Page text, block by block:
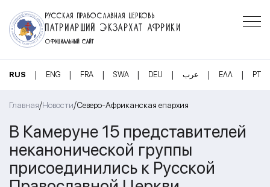
РУССКАЯ ПРАВОСЛАВНАЯ ЦЕРКОВЬ
ПАТРИАРШИЙ ЭКЗАРХАТ АФРИКИ
ОФИЦИАЛЬНЫЙ САЙТ
RUS | ENG | FRA | SWA | DEU | عرب | ΕΛΛ | PT
Главная/Новости/Северо-Африканская епархия
В Камеруне 15 представителей
неканонической группы
присоединились к Русской